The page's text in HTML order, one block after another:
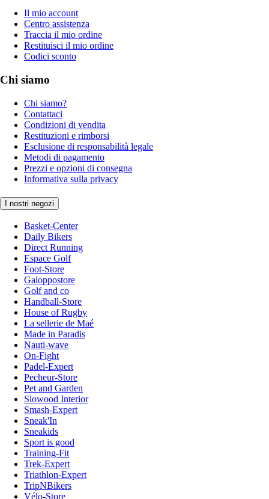
Il mio account
Centro assistenza
Traccia il mio ordine
Restituisci il mio ordine
Codici sconto
Chi siamo
Chi siamo?
Contattaci
Condizioni di vendita
Restituzioni e rimborsi
Esclusione di responsabilità legale
Metodi di pagamento
Prezzi e opzioni di consegna
Informativa sulla privacy
I nostri negozi
Basket-Center
Daily Bikers
Direct Running
Espace Golf
Foot-Store
Galoppostore
Golf and co
Handball-Store
House of Rugby
La sellerie de Maé
Made in Paradis
Nauti-wave
On-Fight
Padel-Expert
Pecheur-Store
Pet and Garden
Slowood Interior
Smash-Expert
Sneak'In
Sneakids
Sport is good
Training-Fit
Trek-Expert
Triathlon-Expert
TripNBikers
Vélo-Store